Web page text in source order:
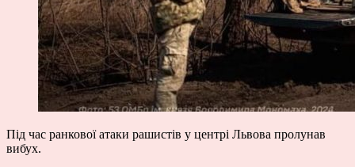
Під час ранкової атаки рашистів у центрі Львова пролунав
вибух.